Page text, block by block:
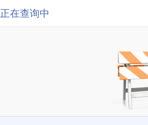
正在查询中